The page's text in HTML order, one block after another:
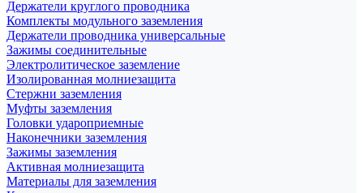
Держатели круглого проводника
Комплекты модульного заземления
Держатели проводника универсальные
Зажимы соединительные
Электролитическое заземление
Изолированная молниезащита
Стержни заземления
Муфты заземления
Головки удароприемные
Наконечники заземления
Зажимы заземления
Активная молниезащита
Материалы для заземления